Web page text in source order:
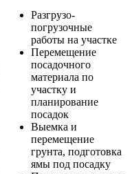
Разгрузо-
погрузочные
работы на участке
Перемещение
посадочного
материала по
участку и
планирование
посадок
Выемка и
перемещение
грунта, подготовка
ямы под посадку